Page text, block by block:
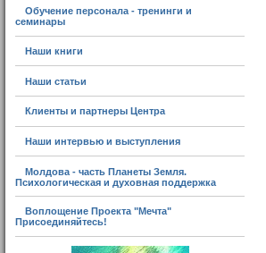
Обучение персонала - тренинги и
семинары
Наши книги
Наши статьи
Клиенты и партнеры Центра
Наши интервью и выступления
Молдова - часть Планеты Земля.
Психологическая и духовная поддержка
Воплощение Проекта "Мечта"
Присоединяйтесь!